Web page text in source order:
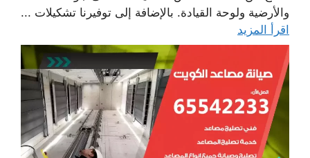
والأرضية ولوحة القيادة. بالإضافة إلى توفيرنا تشكيلات ...
اقرأ المزيد